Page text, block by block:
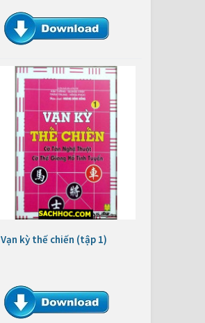
Vạn kỳ thế chiến (tập 1)